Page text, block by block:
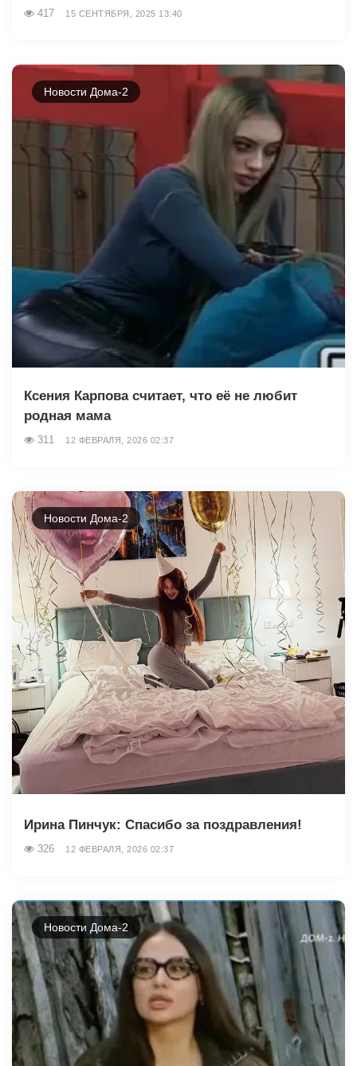
417 15 СЕНТЯБРЯ, 2025 13:40
Новости Дома-2
Ксения Карпова считает, что её не любит
родная мама
311 12 ФЕВРАЛЯ, 2026 02:37
Новости Дома-2
Ирина Пинчук: Спасибо за поздравления!
326 12 ФЕВРАЛЯ, 2026 02:37
Новости Дома-2